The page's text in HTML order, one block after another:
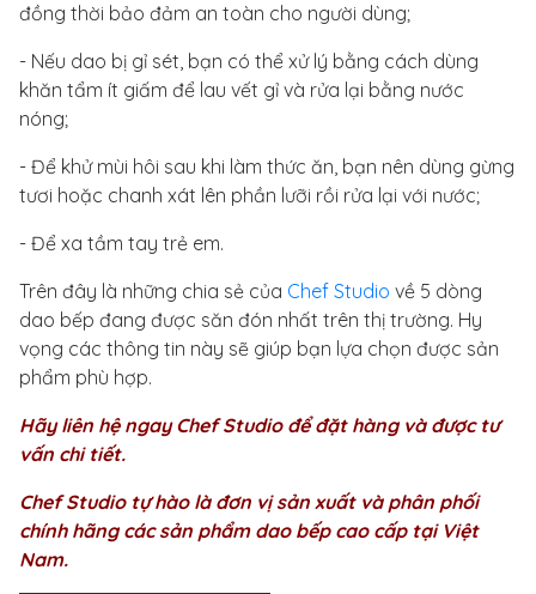
đồng thời bảo đảm an toàn cho người dùng;
- Nếu dao bị gỉ sét, bạn có thể xử lý bằng cách dùng
khăn tẩm ít giấm để lau vết gỉ và rửa lại bằng nước
nóng;
- Để khử mùi hôi sau khi làm thức ăn, bạn nên dùng gừng
tươi hoặc chanh xát lên phần lưỡi rồi rửa lại với nước;
- Để xa tầm tay trẻ em.
Trên đây là những chia sẻ của Chef Studio về 5 dòng
dao bếp đang được săn đón nhất trên thị trường. Hy
vọng các thông tin này sẽ giúp bạn lựa chọn được sản
phẩm phù hợp.
Hãy liên hệ ngay Chef Studio để đặt hàng và được tư
vấn chi tiết.
Chef Studio tự hào là đơn vị sản xuất và phân phối
chính hãng các sản phẩm dao bếp cao cấp tại Việt
Nam.